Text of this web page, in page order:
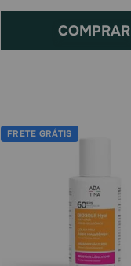
COMPRAR
FRETE GRÁTIS